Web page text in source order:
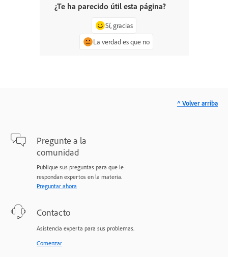
¿Te ha parecido útil esta página?
Sí, gracias
La verdad es que no
Pregunte a la
comunidad
Publique sus preguntas para que le
respondan expertos en la materia.
Preguntar ahora
Contacto
Asistencia experta para sus problemas.
Comenzar
^ Volver arriba